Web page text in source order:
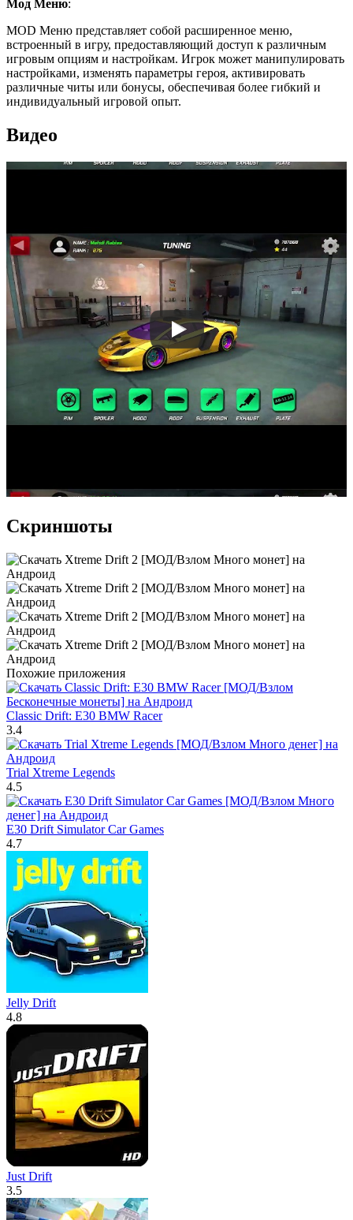
Мод Меню:
MOD Меню представляет собой расширенное меню,
встроенный в игру, предоставляющий доступ к различным
игровым опциям и настройкам. Игрок может манипулировать
настройками, изменять параметры героя, активировать
различные читы или бонусы, обеспечивая более гибкий и
индивидуальный игровой опыт.
Видео
Скриншоты
Похожие приложения
Classic Drift: E30 BMW Racer
3.4
Trial Xtreme Legends
4.5
E30 Drift Simulator Car Games
4.7
Jelly Drift
4.8
Just Drift
3.5